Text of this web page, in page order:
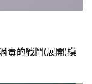
毒的戰鬥(展開)模